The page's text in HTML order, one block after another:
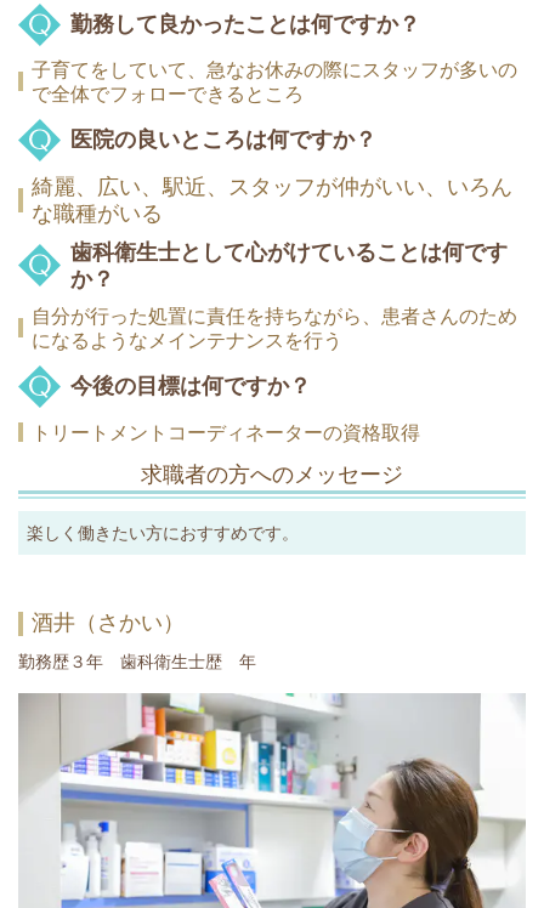
勤務して良かったことは何ですか？
子育てをしていて、急なお休みの際にスタッフが多いの
で全体でフォローできるところ
医院の良いところは何ですか？
綺麗、広い、駅近、スタッフが仲がいい、いろん
な職種がいる
歯科衛生士として心がけていることは何です
か？
自分が行った処置に責任を持ちながら、患者さんのため
になるようなメインテナンスを行う
今後の目標は何ですか？
トリートメントコーディネーターの資格取得
求職者の方へのメッセージ
楽しく働きたい方におすすめです。
酒井（さかい）
勤務歴３年 歯科衛生士歴 年